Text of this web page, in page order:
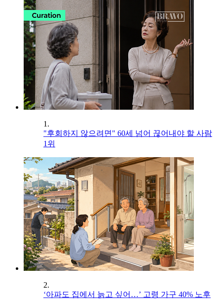
1.
"후회하지 않으려면" 60세 넘어 끊어내야 할 사람
1위
2.
‘아파도 집에서 늙고 싶어…’ 고령 가구 40% 노후